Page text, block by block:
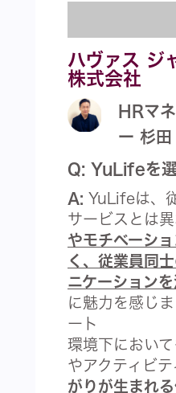
ハヴァス ジ
株式会社
HRマ
ー 杉田
Q: YuLifeを
A: YuLifeは、
サービスとは異
やモチベーシ
く、従業員同
ニケーション
に魅力を感じ
ート
環境下におい
やアクティビ
がりが生まれ